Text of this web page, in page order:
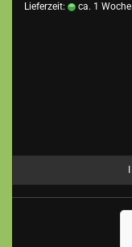
Lieferzeit:
ca. 1 Woche